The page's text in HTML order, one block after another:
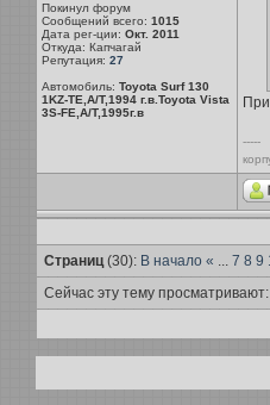
Покинул форум
Сообщений всего: 1015
Дата рег-ции: Окт. 2011
Откуда: Капчагай
Репутация: 27
Автомобиль: Toyota Surf 130
1KZ-TE,A/T,1994 г.в.Toyota Vista
3S-FE,A/T,1995г.в
-----
Страниц(30): В начало « ... 7 8 9
Сейчас эту тему